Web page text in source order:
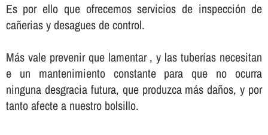
Es por ello que ofrecemos servicios de inspección de
cañerias y desagues de control.
Más vale prevenir que lamentar , y las tuberí­as necesitan
e un mantenimiento constante para que no ocurra
ninguna desgracia futura, que produzca más daños, y por
tanto afecte a nuestro bolsillo.